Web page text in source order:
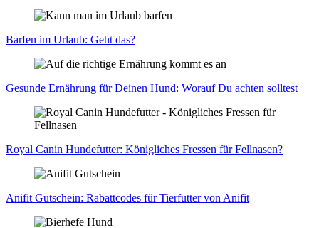
Bar­fen im Urlaub: Geht das?
Gesun­de Ernäh­rung für Dei­nen Hund: Wor­auf Du ach­ten soll­test
Roy­al Canin Hun­de­fut­ter: König­li­ches Fres­sen für Fell­na­sen?
Ani­fit Gut­schein: Rabatt­codes für Tier­fut­ter von Ani­fit